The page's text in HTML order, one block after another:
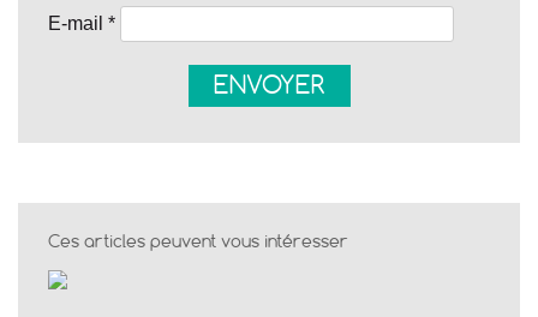
E-mail *
Ces articles peuvent vous intéresser